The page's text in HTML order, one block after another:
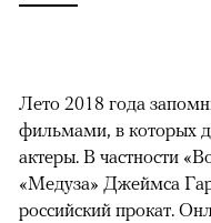
Лето 2018 года
фильмами, в которых
актеры. В частности
«Медуза» Джеймса
российский прокат.